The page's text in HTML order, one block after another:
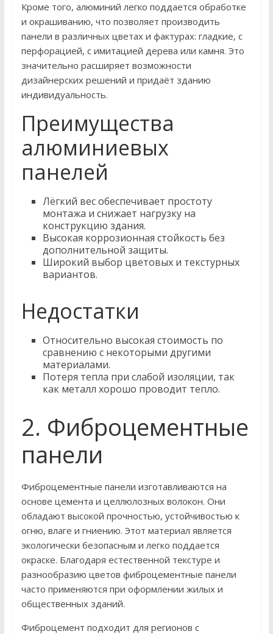
Кроме того, алюминий легко поддается обработке
и окрашиванию, что позволяет производить
панели в различных цветах и фактурах: гладкие, с
перфорацией, с имитацией дерева или камня. Это
значительно расширяет возможности
дизайнерских решений и придаёт зданию
индивидуальность.
Преимущества
алюминиевых
панелей
Лёгкий вес обеспечивает простоту
монтажа и снижает нагрузку на
конструкцию здания.
Высокая коррозионная стойкость без
дополнительной защиты.
Широкий выбор цветовых и текстурных
вариантов.
Недостатки
Относительно высокая стоимость по
сравнению с некоторыми другими
материалами.
Потеря тепла при слабой изоляции, так
как металл хорошо проводит тепло.
2. Фиброцементные
панели
Фиброцементные панели изготавливаются на
основе цемента и целлюлозных волокон. Они
обладают высокой прочностью, устойчивостью к
огню, влаге и гниению. Этот материал является
экологически безопасным и легко поддается
окраске. Благодаря естественной текстуре и
разнообразию цветов фиброцементные панели
часто применяются при оформлении жилых и
общественных зданий.
Фиброцемент подходит для регионов с